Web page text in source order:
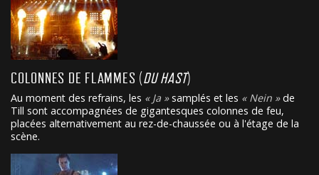
COLONNES DE FLAMMES (DU HAST)
Au moment des refrains, les Ja samplés et les Nein de
Till sont accompagnées de gigantesques colonnes de feu,
placées alternativement au rez-de-chaussée ou à l'étage de la
scène.